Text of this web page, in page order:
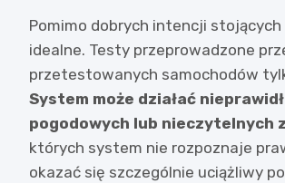
Pomimo dobrych intencji
idealne. Testy przeprowadzone
przetestowanych samochodów
System może działać
pogodowych lub nieczytelnych
których system nie rozpoznaje
okazać się szczególnie uciążliwy